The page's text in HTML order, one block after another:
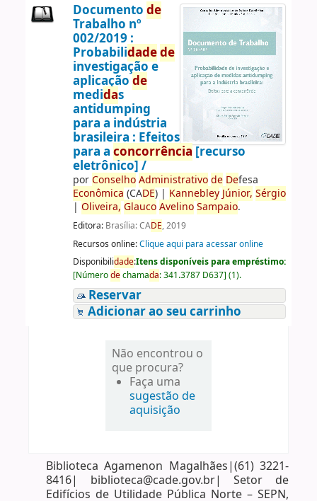
Documento de
Trabalho nº
002/2019 :
Probabilidadede
investigação e
aplicação de
medidas
antidumping
para a indústria
brasileira : Efeitos
para a concorrência [recurso
eletrônico] /
porConselho Administrativo de Defesa
Econômica (CADE)| Kannebley Júnior, Sérgio
| Oliveira, Glauco Avelino Sampaio.
Editora: Brasília: CADE, 2019
Recursos online:Clique aqui para acessar online
Disponibilidade:Itens disponíveis para empréstimo:
[Númerodechamada:341.3787 D637] (1).
Reservar
Adicionar ao seu carrinho
Não encontrou o
que procura?
Faça uma
sugestão de
aquisição
Biblioteca Agamenon Magalhães|(61) 3221-
8416| biblioteca@cade.gov.br| Setor de
Edifícios de Utilidade Pública Norte – SEPN,